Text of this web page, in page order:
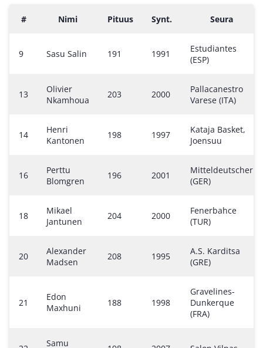
# Nimi Pituus Synt. Seura
9 Sasu Salin 191 1991
Estudiantes
(ESP)
13
Olivier
Nkamhoua
203 2000
Pallacanestro
Varese (ITA)
14
Henri
Kantonen
198 1997
Kataja Basket,
Joensuu
16
Perttu
Blomgren
196 2001
Mitteldeutscher
(GER)
18
Mikael
Jantunen
204 2000
Fenerbahce
(TUR)
20
Alexander
Madsen
208 1995
A.S. Karditsa
(GRE)
21
Edon
Maxhuni
188 1998
Gravelines-
Dunkerque
(FRA)
Samu